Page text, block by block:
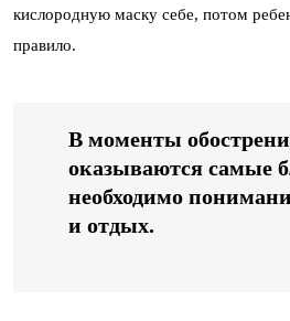
кислородную маску себе, потом
правило.
В моменты
оказываются самые
необходимо
и отдых.